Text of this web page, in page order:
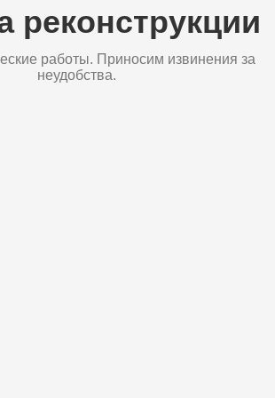
реконструкции
работы. Приносим извинения за
неудобства.